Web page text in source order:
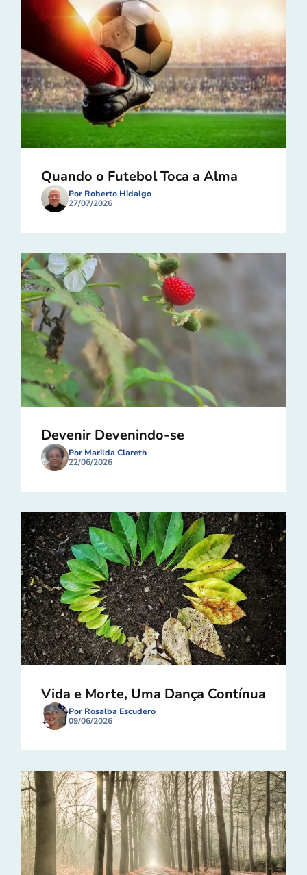
Quando o Futebol Toca a Alma
Por Roberto Hidalgo
27/07/2026
Devenir Devenindo-se
Por Marilda Clareth
22/06/2026
Vida e Morte, Uma Dança Contínua
Por Rosalba Escudero
09/06/2026